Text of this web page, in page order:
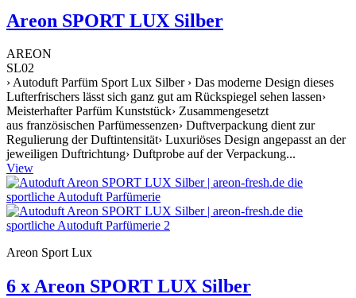
Areon SPORT LUX Silber
AREON
SL02
› Autoduft Parfüm Sport Lux Silber › Das moderne Design dieses
Lufterfrischers lässt sich ganz gut am Rückspiegel sehen lassen›
Meisterhafter Parfüm Kunststück› Zusammengesetzt
aus französischen Parfümessenzen› Duftverpackung dient zur
Regulierung der Duftintensität› Luxuriöses Design angepasst an der
jeweiligen Duftrichtung› Duftprobe auf der Verpackung...
View
Areon Sport Lux
6 x Areon SPORT LUX Silber